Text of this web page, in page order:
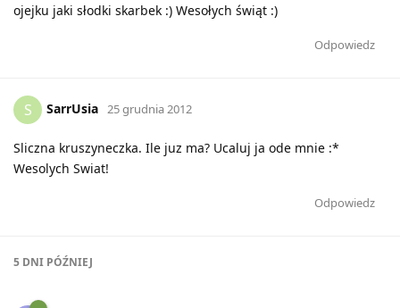
ojejku jaki słodki skarbek :) Wesołych świąt :)
Odpowiedz
S SarrUsia 25 grudnia 2012
Sliczna kruszyneczka. Ile juz ma? Ucaluj ja ode mnie :*
Wesolych Swiat!
Odpowiedz
5 DNI PÓŹNIEJ